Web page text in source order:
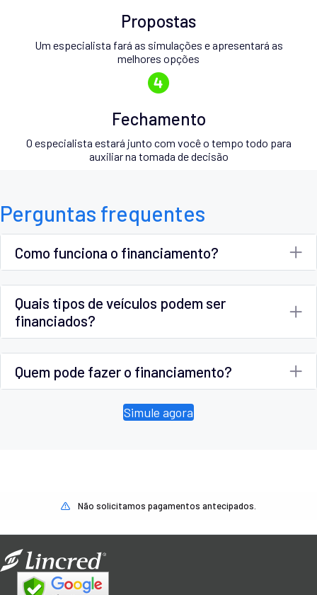
Propostas
Um especialista fará as simulações e apresentará as
melhores opções
Fechamento
O especialista estará junto com você o tempo todo para
auxiliar na tomada de decisão
Perguntas frequentes
Como funciona o financiamento?
Quais tipos de veículos podem ser
financiados?
Quem pode fazer o financiamento?
Simule agora
Não solicitamos pagamentos antecipados.